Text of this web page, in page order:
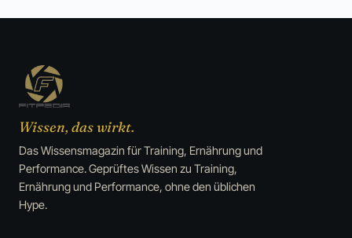
Wissen, das wirkt.
Das Wissensmagazin für Training, Ernährung und
Performance. Geprüftes Wissen zu Training,
Ernährung und Performance, ohne den üblichen
Hype.